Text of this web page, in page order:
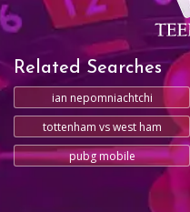
Related Searches
ian nepomniachtchi
tottenham vs west ham
pubg mobile